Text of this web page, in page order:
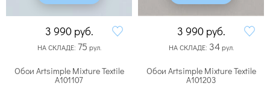
3 990 руб.
НА СКЛАДЕ: 75 рул.
3 990 руб.
НА СКЛАДЕ: 34рул.
Обои Artsimple Mixture Textile
A101107
Обои Artsimple Mixture Textile
A101203